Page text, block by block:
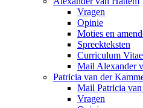
Vragen
Opinie
Moties en
Spreekteksten
Curriculum Vitae
Mail Alexander
Patricia van der
Mail Patricia
Vragen